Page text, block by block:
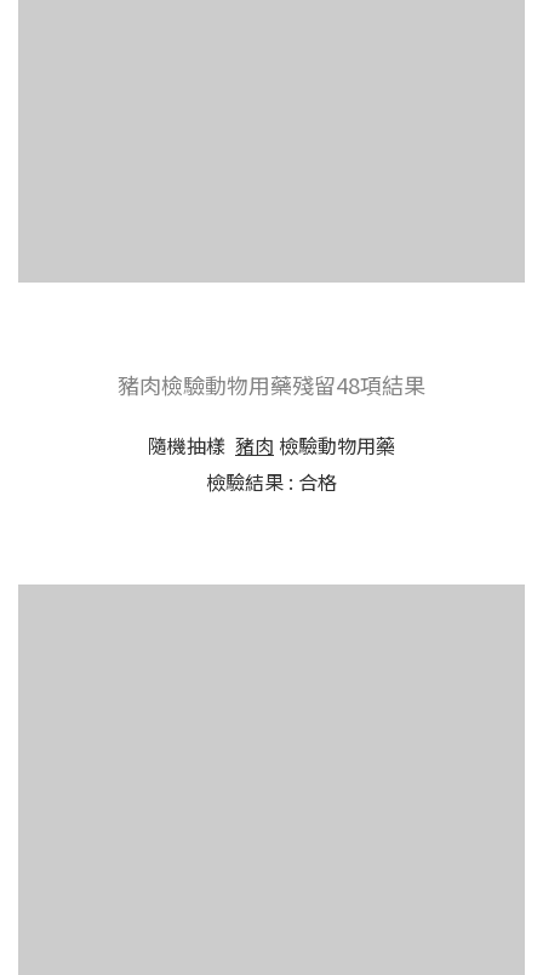
豬肉檢驗動物用藥殘留48項結果
隨機抽樣 豬肉 檢驗動物用藥
檢驗結果 : 合格